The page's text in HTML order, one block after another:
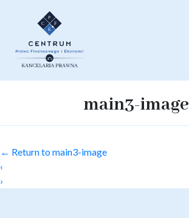
main3-image
← Return to main3-image
‹
›